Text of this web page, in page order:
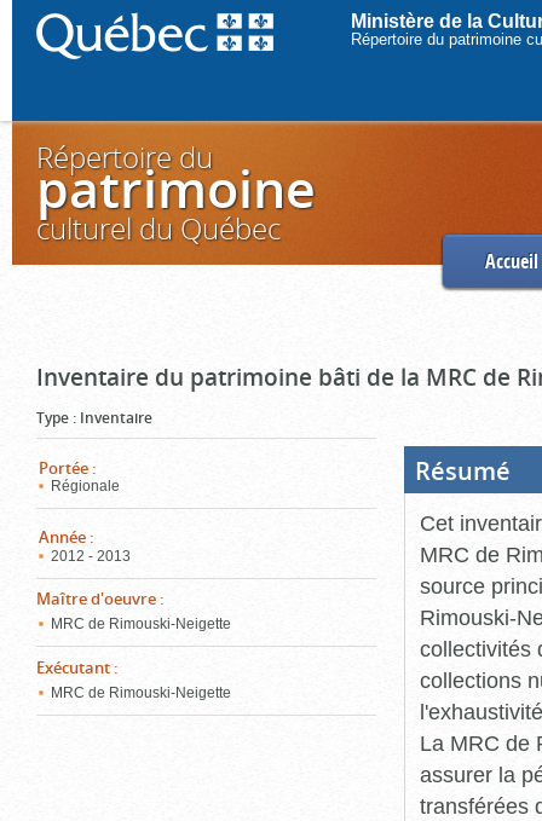
Ministère de la
Répertoire du patrimoine
Répertoire du
patrimoine
culturel du Québec
Accueil
Inventaire du patrimoine bâti de la MRC de
Type : Inventaire
Portée :
Régionale
Année :
2012 - 2013
Maître d'oeuvre :
MRC de Rimouski-Neigette
Exécutant :
MRC de Rimouski-Neigette
Résumé
Cet
MRC de
source
Rimouski-
collectivités
collections
La MRC de
assurer la
transférées